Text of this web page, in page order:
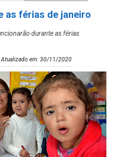
as férias de janeiro
durante as férias
em: 30/11/2020